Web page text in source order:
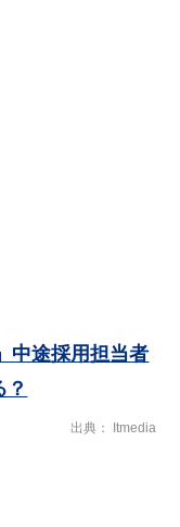
中途採用担当者
出典 Itmedia